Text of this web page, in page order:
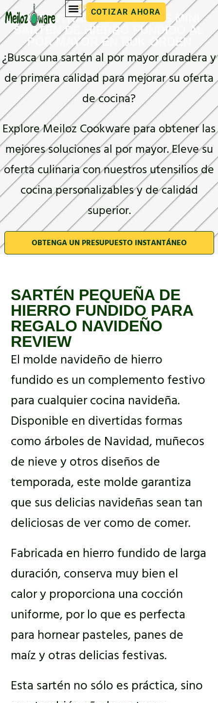
COTIZAR AHORA
utensilios de cocina
ENCONTRAR VACACIONES MINI
SARTÉN DE HIERRO FUNDIDO AL
POR MAYOR EN BUK ORDEN
¿Busca una sartén al por mayor duradera y
de primera calidad para mejorar su oferta
de cocina?
Explore Meiloz Cookware para obtener las
mejores soluciones al por mayor. Eleve su
oferta culinaria con nuestros utensilios de
cocina personalizables y de calidad
superior.
OBTENGA UN PRESUPUESTO INSTANTÁNEO
SARTÉN PEQUEÑA DE
HIERRO FUNDIDO PARA
REGALO NAVIDEÑO
REVIEW
El molde navideño de hierro
fundido es un complemento festivo
para cualquier cocina navideña.
Disponible en divertidas formas
como árboles de Navidad, muñecos
de nieve y otros diseños de
temporada, este molde garantiza
que sus delicias navideñas sean tan
deliciosas de ver como de comer.
Fabricada en hierro fundido de larga
duración, conserva muy bien el
calor y proporciona una cocción
uniforme, por lo que es perfecta
para hornear pasteles, panes de
maíz y otras delicias festivas.
Esta sartén no sólo es práctica, sino